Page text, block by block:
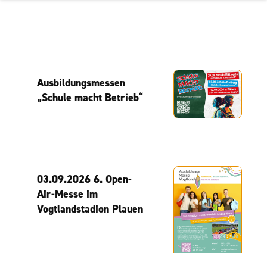
Ausbildungsmessen
„Schule macht Betrieb“
03.09.2026 6. Open-
Air-Messe im
Vogtlandstadion Plauen